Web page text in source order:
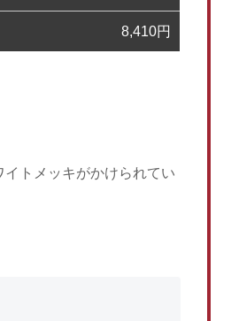
8,410円
トメッキがかけられてい